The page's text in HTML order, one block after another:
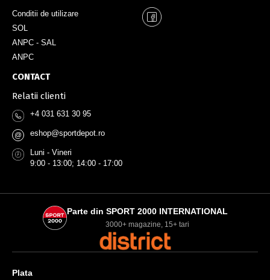
Conditii de utilizare
SOL
ANPC - SAL
ANPC
CONTACT
Relatii clienti
+4 031 631 30 95
@ eshop@sportdepot.ro
Luni - Vineri
9:00 - 13:00; 14:00 - 17:00
Parte din SPORT 2000 INTERNATIONAL
3000+ magazine, 15+ tari
Plata